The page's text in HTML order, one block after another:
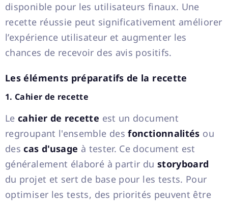
disponible pour les utilisateurs finaux. Une
recette réussie peut significativement améliorer
l’expérience utilisateur et augmenter les
chances de recevoir des avis positifs.
Les éléments préparatifs de la recette
1. Cahier de recette
Lecahier de recette est un document
regroupant l'ensemble desfonctionnalités ou
descas d'usage à tester. Ce document est
généralement élaboré à partir du storyboard
du projet et sert de base pour les tests. Pour
optimiser les tests, des priorités peuvent être